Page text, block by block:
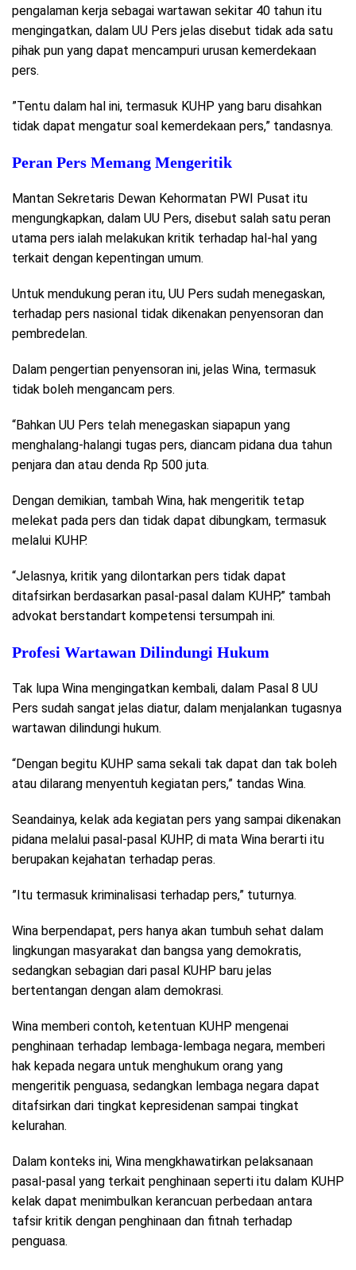
pengalaman kerja sebagai wartawan sekitar 40 tahun itu
mengingatkan, dalam UU Pers jelas disebut tidak ada satu
pihak pun yang dapat mencampuri urusan kemerdekaan
pers.
”Tentu dalam hal ini, termasuk KUHP yang baru disahkan
tidak dapat mengatur soal kemerdekaan pers,” tandasnya.
Peran Pers Memang Mengeritik
Mantan Sekretaris Dewan Kehormatan PWI Pusat itu
mengungkapkan, dalam UU Pers, disebut salah satu peran
utama pers ialah melakukan kritik terhadap hal-hal yang
terkait dengan kepentingan umum.
Untuk mendukung peran itu, UU Pers sudah menegaskan,
terhadap pers nasional tidak dikenakan penyensoran dan
pembredelan.
Dalam pengertian penyensoran ini, jelas Wina, termasuk
tidak boleh mengancam pers.
“Bahkan UU Pers telah menegaskan siapapun yang
menghalang-halangi tugas pers, diancam pidana dua tahun
penjara dan atau denda Rp 500 juta.
Dengan demikian, tambah Wina, hak mengeritik tetap
melekat pada pers dan tidak dapat dibungkam, termasuk
melalui KUHP.
“Jelasnya, kritik yang dilontarkan pers tidak dapat
ditafsirkan berdasarkan pasal-pasal dalam KUHP,” tambah
advokat berstandart kompetensi tersumpah ini.
Profesi Wartawan Dilindungi Hukum
Tak lupa Wina mengingatkan kembali, dalam Pasal 8 UU
Pers sudah sangat jelas diatur, dalam menjalankan tugasnya
wartawan dilindungi hukum.
“Dengan begitu KUHP sama sekali tak dapat dan tak boleh
atau dilarang menyentuh kegiatan pers,” tandas Wina.
Seandainya, kelak ada kegiatan pers yang sampai dikenakan
pidana melalui pasal-pasal KUHP, di mata Wina berarti itu
berupakan kejahatan terhadap peras.
”Itu termasuk kriminalisasi terhadap pers,” tuturnya.
Wina berpendapat, pers hanya akan tumbuh sehat dalam
lingkungan masyarakat dan bangsa yang demokratis,
sedangkan sebagian dari pasal KUHP baru jelas
bertentangan dengan alam demokrasi.
Wina memberi contoh, ketentuan KUHP mengenai
penghinaan terhadap lembaga-lembaga negara, memberi
hak kepada negara untuk menghukum orang yang
mengeritik penguasa, sedangkan lembaga negara dapat
ditafsirkan dari tingkat kepresidenan sampai tingkat
kelurahan.
Dalam konteks ini, Wina mengkhawatirkan pelaksanaan
pasal-pasal yang terkait penghinaan seperti itu dalam KUHP
kelak dapat menimbulkan kerancuan perbedaan antara
tafsir kritik dengan penghinaan dan fitnah terhadap
penguasa.